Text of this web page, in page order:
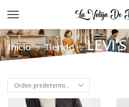
Inicio Tienda LEVI'S